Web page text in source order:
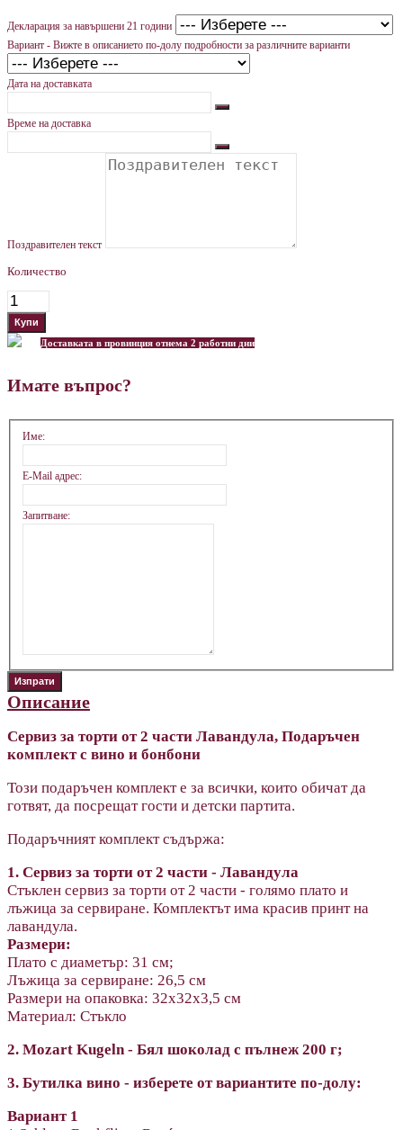
Декларация за навършени 21 години
Вариант - Вижте в описанието по-долу подробности за различните варианти
Дата на доставката
Време на доставка
Поздравителен текст
Количество
Доставката в провинция отнема 2 работни дни
Имате въпрос?
Име:
E-Mail адрес:
Запитване:
Описание
Сервиз за торти от 2 части Лавандула, Подаръчен
комплект с вино и бонбони
Този подаръчен комплект е за всички, които обичат да
готвят, да посрещат гости и детски партита.
Подаръчният комплект съдържа:
1. Сервиз за торти от 2 части - Лавандула
Стъклен сервиз за торти от 2 части - голямо плато и
лъжица за сервиране. Комплектът има красив принт на
лавандула.
Размери:
Плато с диаметър: 31 см;
Лъжица за сервиране: 26,5 см
Размери на опаковка: 32х32х3,5 см
Материал: Стъкло
2. Mozart Kugeln - Бял шоколад с пълнеж 200 г;
3. Бутилка вино - изберете от вариантите по-долу:
Вариант 1